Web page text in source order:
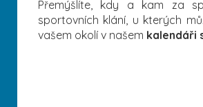
Přemýšlíte, kdy a kam za
sportovních klání, u kterých
vašem okolí v našem kalendáři